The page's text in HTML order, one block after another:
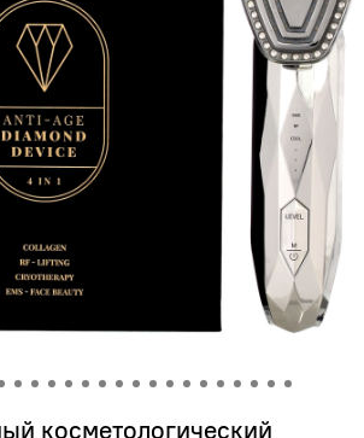
косметологический